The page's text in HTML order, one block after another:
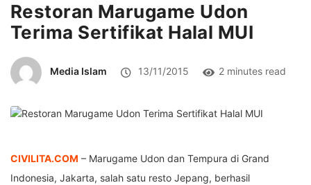
Restoran Marugame Udon
Terima Sertifikat Halal MUI
Media Islam 13/11/2015 2 minutes read
CIVILITA.COM – Marugame Udon dan Tempura di Grand
Indonesia, Jakarta, salah satu resto Jepang, berhasil